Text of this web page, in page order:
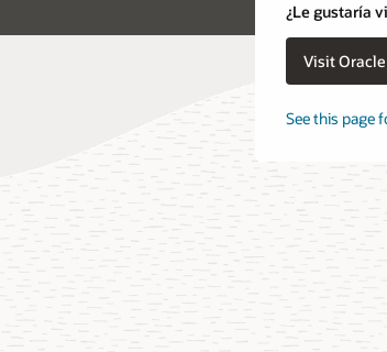
¿Le gustaría
Visit
See this page